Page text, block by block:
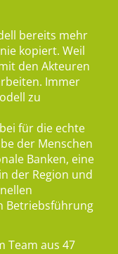
bereits mehr
kopiert. Weil
den Akteuren
Immer
zu
für die echte
der Menschen
Banken, eine
der Region und
Betriebsführung
Team aus 47